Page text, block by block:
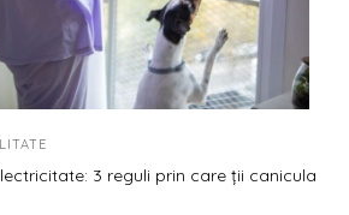
3 reguli prin care ții canicula